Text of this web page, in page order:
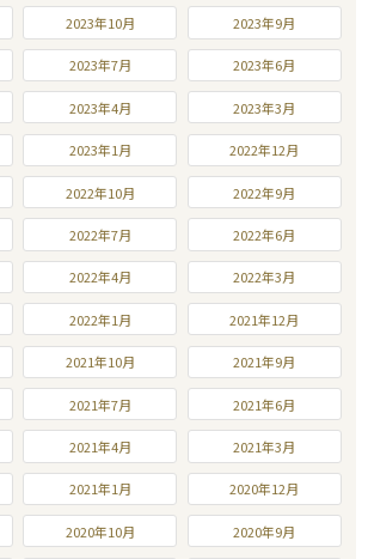
2023年10月 2023年9月
2023年7月 2023年6月
2023年4月 2023年3月
2023年1月 2022年12月
2022年10月 2022年9月
2022年7月 2022年6月
2022年4月 2022年3月
2022年1月 2021年12月
2021年10月 2021年9月
2021年7月 2021年6月
2021年4月 2021年3月
2021年1月 2020年12月
2020年10月 2020年9月